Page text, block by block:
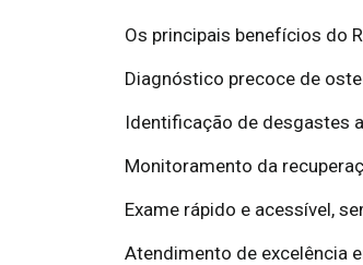
Os principais benefícios do
Diagnóstico precoce de
Identificação de desgastes
Monitoramento da
Exame rápido e acessível,
Atendimento de excelência